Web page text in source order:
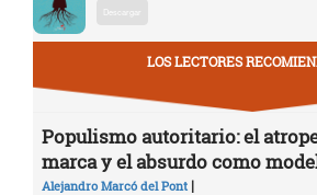
Descargar
LOS LECTORES
Populismo autoritario: el
marca y el absurdo como
Alejandro Marcó del Pont |